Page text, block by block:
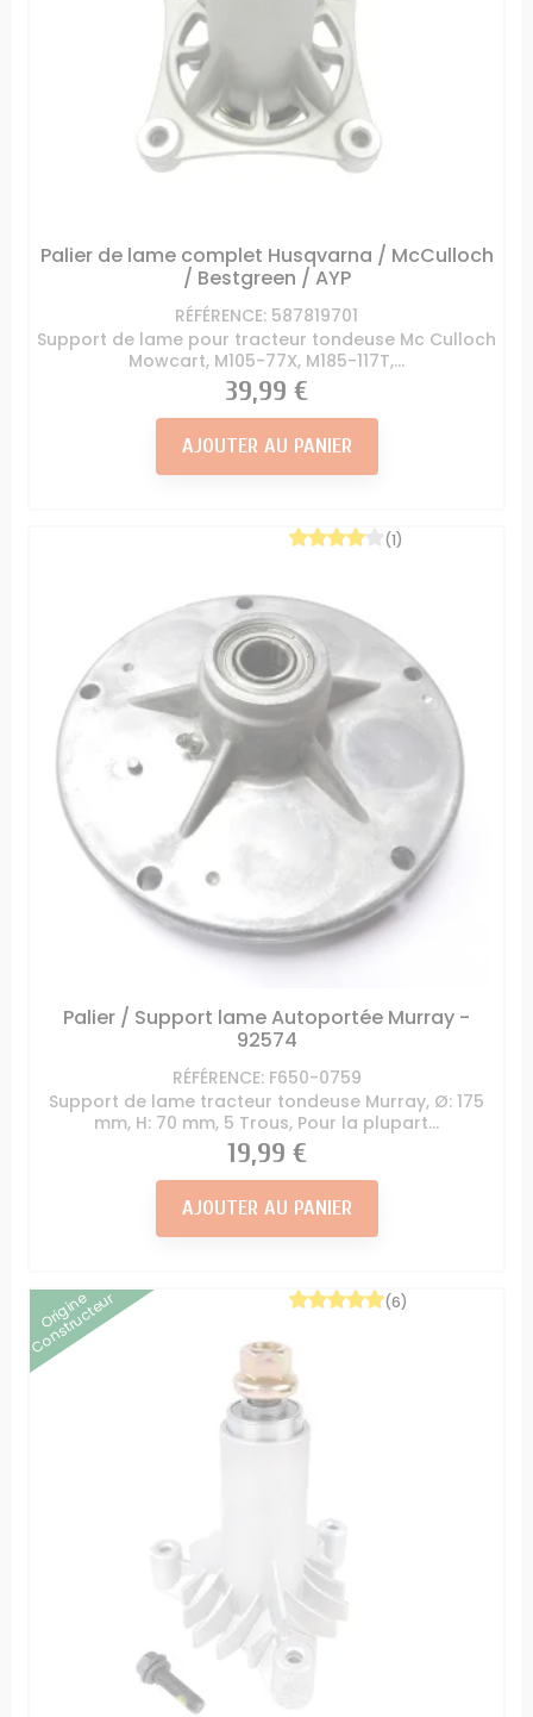
Palier de lame complet Husqvarna / McCulloch
/ Bestgreen / AYP
RÉFÉRENCE: 587819701
Support de lame pour tracteur tondeuse Mc Culloch
Mowcart, M105-77X, M185-117T,...
Prix
39,99 €
AJOUTER AU PANIER
Palier / Support lame Autoportée Murray -
92574
RÉFÉRENCE: F650-0759
Support de lame tracteur tondeuse Murray, Ø: 175
mm, H: 70 mm, 5 Trous, Pour la plupart...
(1)
Prix
19,99 €
AJOUTER AU PANIER
Origine
Constructeur (6)